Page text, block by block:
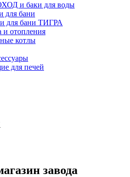
и баки для воды
для бани
для бани ТИГРА
и отопления
котлы
для печей
завода